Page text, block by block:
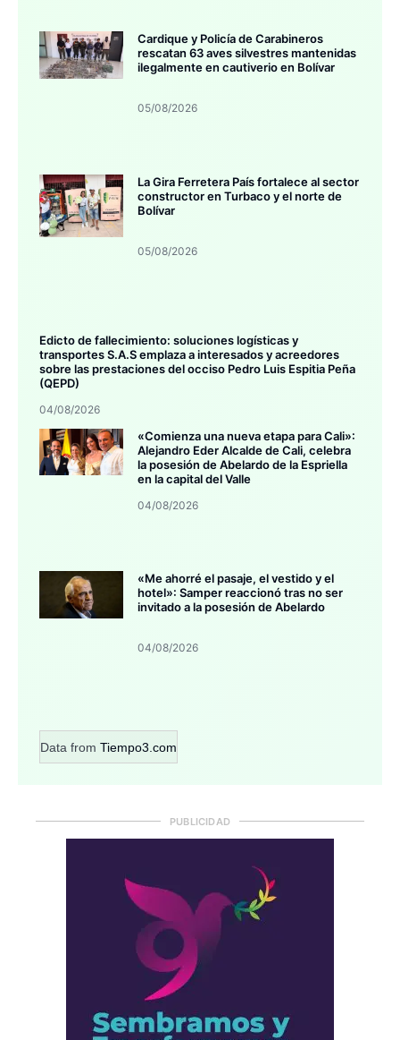
Cardique y Policía de Carabineros
rescatan 63 aves silvestres mantenidas
ilegalmente en cautiverio en Bolívar
05/08/2026
La Gira Ferretera País fortalece al sector
constructor en Turbaco y el norte de
Bolívar
05/08/2026
Edicto de fallecimiento: soluciones logísticas y
transportes S.A.S emplaza a interesados y acreedores
sobre las prestaciones del occiso Pedro Luis Espitia Peña
(QEPD)
04/08/2026
«Comienza una nueva etapa para Cali»:
Alejandro Eder Alcalde de Cali, celebra
la posesión de Abelardo de la Espriella
en la capital del Valle
04/08/2026
«Me ahorré el pasaje, el vestido y el
hotel»: Samper reaccionó tras no ser
invitado a la posesión de Abelardo
04/08/2026
Data from Tiempo3.com
PUBLICIDAD